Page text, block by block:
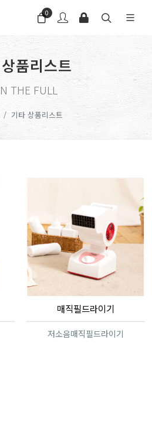
0
품리스트
THE FULL
기타 상품리스트
매직필드라이기
저소음매직필드라이기